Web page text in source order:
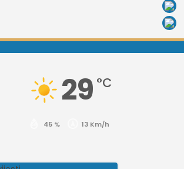
29 °C
45 % 13 Km/h